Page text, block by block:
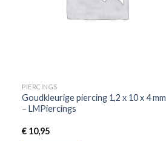
PIERCINGS
Goudkleurige piercing 1,2 x 10 x 4 mm
– LMPiercings
€ 10,95